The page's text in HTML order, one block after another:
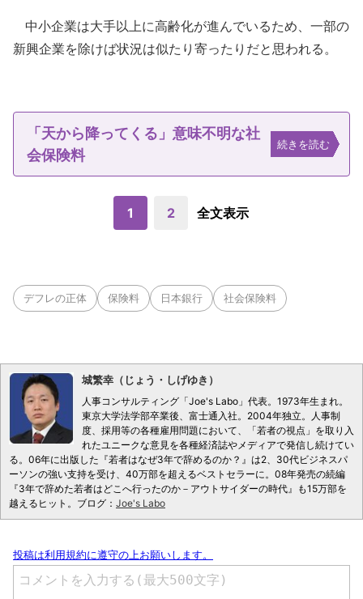
中小企業は大手以上に高齢化が進んでいるため、一部の
新興企業を除けば状況は似たり寄ったりだと思われる。
「天から降ってくる」意味不明な社
会保険料
続きを読む
1 2 全文表示
デフレの正体 保険料 日本銀行 社会保険料
城繁幸（じょう・しげゆき）
人事コンサルティング「Joe's Labo」代表。1973年生まれ。
東京大学法学部卒業後、富士通入社。2004年独立。人事制
度、採用等の各種雇用問題において、「若者の視点」を取り入
れたユニークな意見を各種経済誌やメディアで発信し続けてい
る。06年に出版した『若者はなぜ3年で辞めるのか？』は2、30代ビジネスパ
ーソンの強い支持を受け、40万部を超えるベストセラーに。08年発売の続編
『3年で辞めた若者はどこへ行ったのか－アウトサイダーの時代』も15万部を
越えるヒット。ブログ： Joe's Labo